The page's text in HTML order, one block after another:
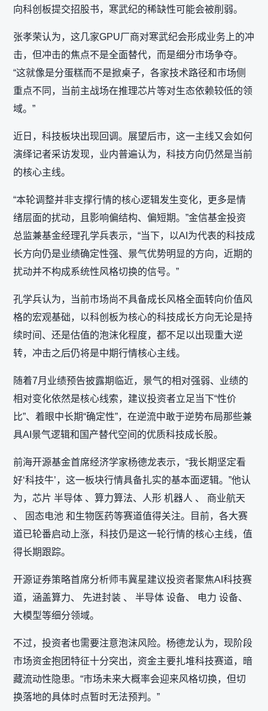
向科创板提交招股书，寒武纪的稀缺性可能会被削弱。
张孝荣认为，这几家GPU厂商对寒武纪会形成业务上的冲
击，但冲击的焦点不是全面替代，而是细分市场争夺。
“这就像是分蛋糕而不是掀桌子，各家技术路径和市场侧
重点不同，当前主战场在推理芯片等对生态依赖较低的领
域。”
近日，科技板块出现回调。展望后市，这一主线又会如何
演绎记者采访发现，业内普遍认为，科技方向仍然是当前
的核心主线。
“本轮调整并非支撑行情的核心逻辑发生变化，更多是情
绪层面的扰动，且影响偏结构、偏短期。”金信基金投资
总监兼基金经理孔学兵表示，“当下，以AI为代表的科技成
长方向仍是业绩确定性强、景气优势明显的方向，近期的
扰动并不构成系统性风格切换的信号。”
孔学兵认为，当前市场尚不具备成长风格全面转向价值风
格的宏观基础，以科创板为核心的科技成长方向无论是持
续时间、还是估值的泡沫化程度，都不足以出现重大逆
转，冲击之后仍将是中期行情核心主线。
随着7月业绩预告披露期临近，景气的相对强弱、业绩的
相对变化依然是核心线索，建议投资者立足当下“性价
比”、着眼中长期“确定性”，在逆流中敢于逆势布局那些兼
具AI景气逻辑和国产替代空间的优质科技成长股。
前海开源基金首席经济学家杨德龙表示，“我长期坚定看
好‘科技牛’，这一板块行情具备扎实的基本面逻辑。”他认
为，芯片 半导体 、算力算法、人形 机器人 、 商业航天
、 固态电池 和生物医药等赛道值得关注。目前，各大赛
道已轮番启动上涨，科技仍是这一轮行情的核心主线，值
得长期跟踪。
开源证券策略首席分析师韦冀星建议投资者聚焦AI科技赛
道，涵盖算力、 先进封装 、 半导体 设备、 电力 设备、
大模型等细分领域。
不过，投资者也需要注意泡沫风险。杨德龙认为，现阶段
市场资金抱团特征十分突出，资金主要扎堆科技赛道，暗
藏流动性隐患。“市场未来大概率会迎来风格切换，但切
换落地的具体时点暂时无法预判。”